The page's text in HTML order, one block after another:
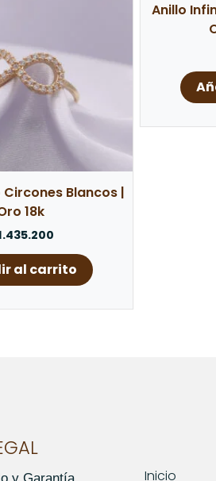
Blancos |
18k
al carrito
Anillo
y Garantía Inicio